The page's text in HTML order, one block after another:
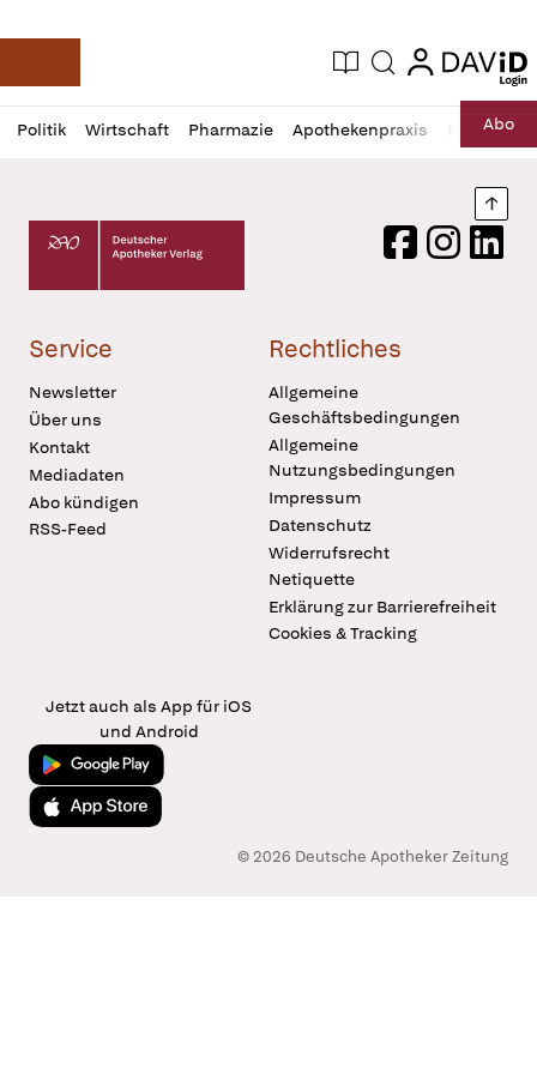
Deutsche Apotheker Zeitung
Aktuelle Ausgabe
Suche login
login
Politik Wirtschaft Pharmazie Apothekenpraxis RechtAbo
Profil
öffnen
Daz
Pur
Deutscher Apotheker Verlag Logo
FacebookInstagram
Service
Newsletter
Über uns
Kontakt
Mediadaten
Abo kündigen
RSS-Feed
Rechtliches
Allgemeine
Geschäftsbedingungen
Allgemeine
Nutzungsbedingungen
Impressum
Datenschutz
Widerrufsrecht
Netiquette
Erklärung zur Barrierefreiheit
Cookies & Tracking
Jetzt auch als App für iOS
und Android
Jetzt bei Google Play
Laden im App Store
© 2026 Deutsche Apotheker Zeitung